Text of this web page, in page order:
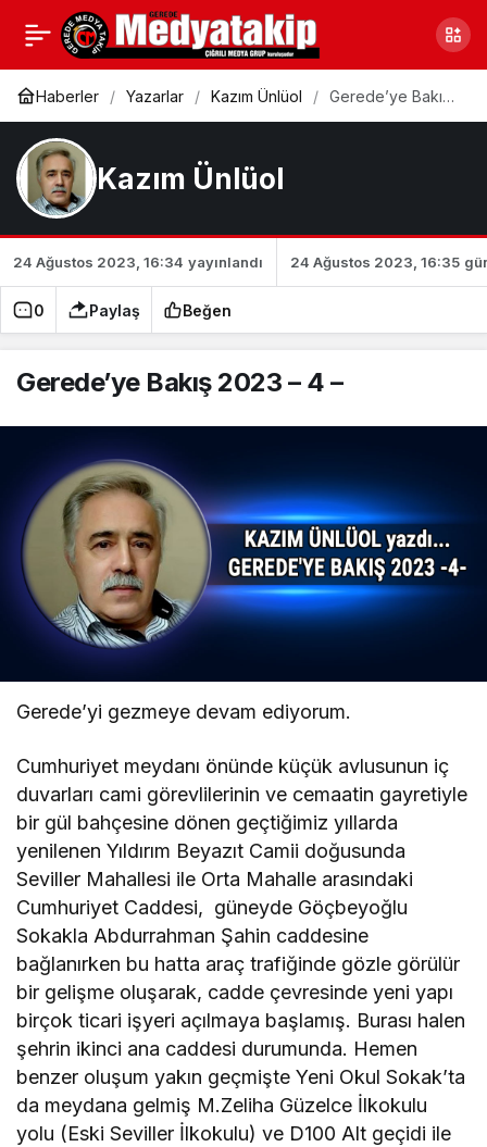
Haberler Yazarlar Kazım Ünlüol
Gerede’ye Bakış
Kazım Ünlüol
24 Ağustos 2023, 16:34 yayınlandı 24 Ağustos 2023, 16:35
0 Paylaş Beğen
Gerede’ye Bakış 2023 – 4 –
Gerede’yi gezmeye devam ediyorum.
Cumhuriyet meydanı önünde küçük avlusunun iç
duvarları cami görevlilerinin ve cemaatin gayretiyle
bir gül bahçesine dönen geçtiğimiz yıllarda
yenilenen Yıldırım Beyazıt Camii doğusunda
Seviller Mahallesi ile Orta Mahalle arasındaki
Cumhuriyet Caddesi, güneyde Göçbeyoğlu
Sokakla Abdurrahman Şahin caddesine
bağlanırken bu hatta araç trafiğinde gözle görülür
bir gelişme oluşarak, cadde çevresinde yeni yapı
birçok ticari işyeri açılmaya başlamış. Burası halen
şehrin ikinci ana caddesi durumunda. Hemen
benzer oluşum yakın geçmişte Yeni Okul Sokak’ta
da meydana gelmiş M.Zeliha Güzelce İlkokulu
yolu (Eski Seviller İlkokulu) ve D100 Alt geçidi ile
Ekrem Doğanay
Hocamız
Paylaş